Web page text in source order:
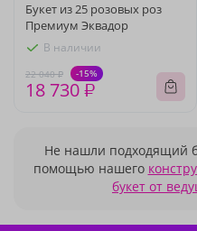
Букет из 25 розовых роз
Премиум Эквадор
В наличии
22 040 ₽ -15%
18 730 ₽
Не нашли подходящий
помощью нашего
букет от